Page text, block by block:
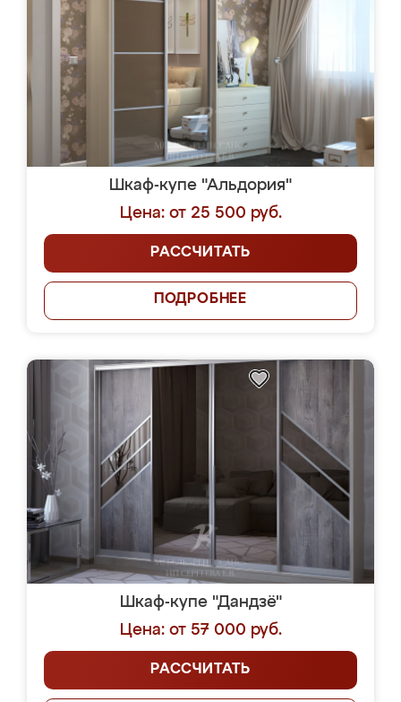
Шкаф-купе "Альдория"
Цена: от 25 500 руб.
РАССЧИТАТЬ
ПОДРОБНЕЕ
Шкаф-купе "Дандзё"
Цена: от 57 000 руб.
РАССЧИТАТЬ